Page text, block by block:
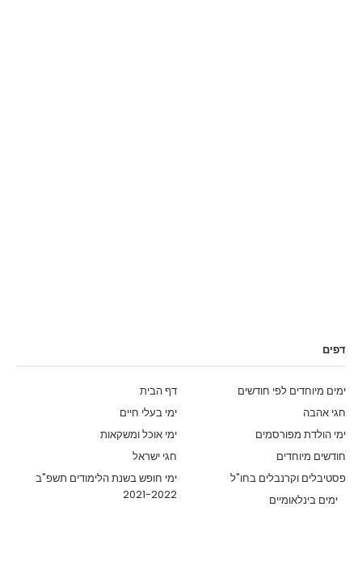
דפים
דף הבית
ימים מיוחדים לפי חודשים
ימי בעלי חיים
חגי אהבה
ימי אוכל ומשקאות
ימי הולדת מפורסמים
חגי ישראל
חודשים מיוחדים
ימי חופש בשנת הלימודים תשפ"ב
2021-2022
פסטיבלים וקרנבלים בחו"ל
ימים בינלאומיים